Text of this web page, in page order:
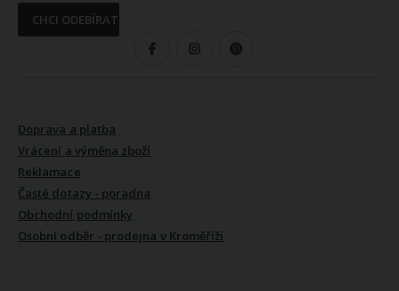
CHCI ODEBÍRAT
Doprava a platba
Vrácení a výměna zboží
Reklamace
Časté dotazy - poradna
Obchodní podmínky
Osobní odběr - prodejna v Kroměříži